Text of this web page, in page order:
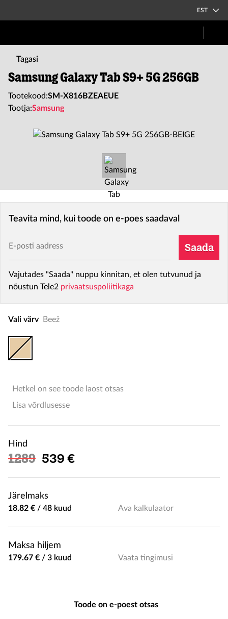
EST
Tagasi
Samsung Galaxy Tab S9+ 5G 256GB
Tootekood:SM-X816BZEAEUE
Tootja:Samsung
Teavita mind, kui toode on e-poes saadaval
E-posti aadress
Saada
Vajutades "Saada" nuppu kinnitan, et olen tutvunud ja
nõustun Tele2 privaatsuspoliitikaga
Vali värv Beež
Hetkel on see toode laost otsas
Lisa võrdlusesse
Hind
1289 Soodushind
539 €
Järelmaks
18.82 € / 48 kuud Ava kalkulaator
Maksa hiljem
179.67 € / 3 kuud Vaata tingimusi
Toode on e-poest otsas